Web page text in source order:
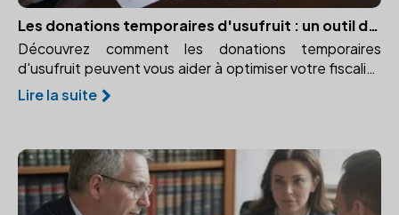
Les donations temporaires d'usufruit : un outil d'optimisation fiscale
Découvrez comment les donations temporaires
d'usufruit peuvent vous aider à optimiser votre fiscalité
et favoriser un proche temporairement.
Lire la suite